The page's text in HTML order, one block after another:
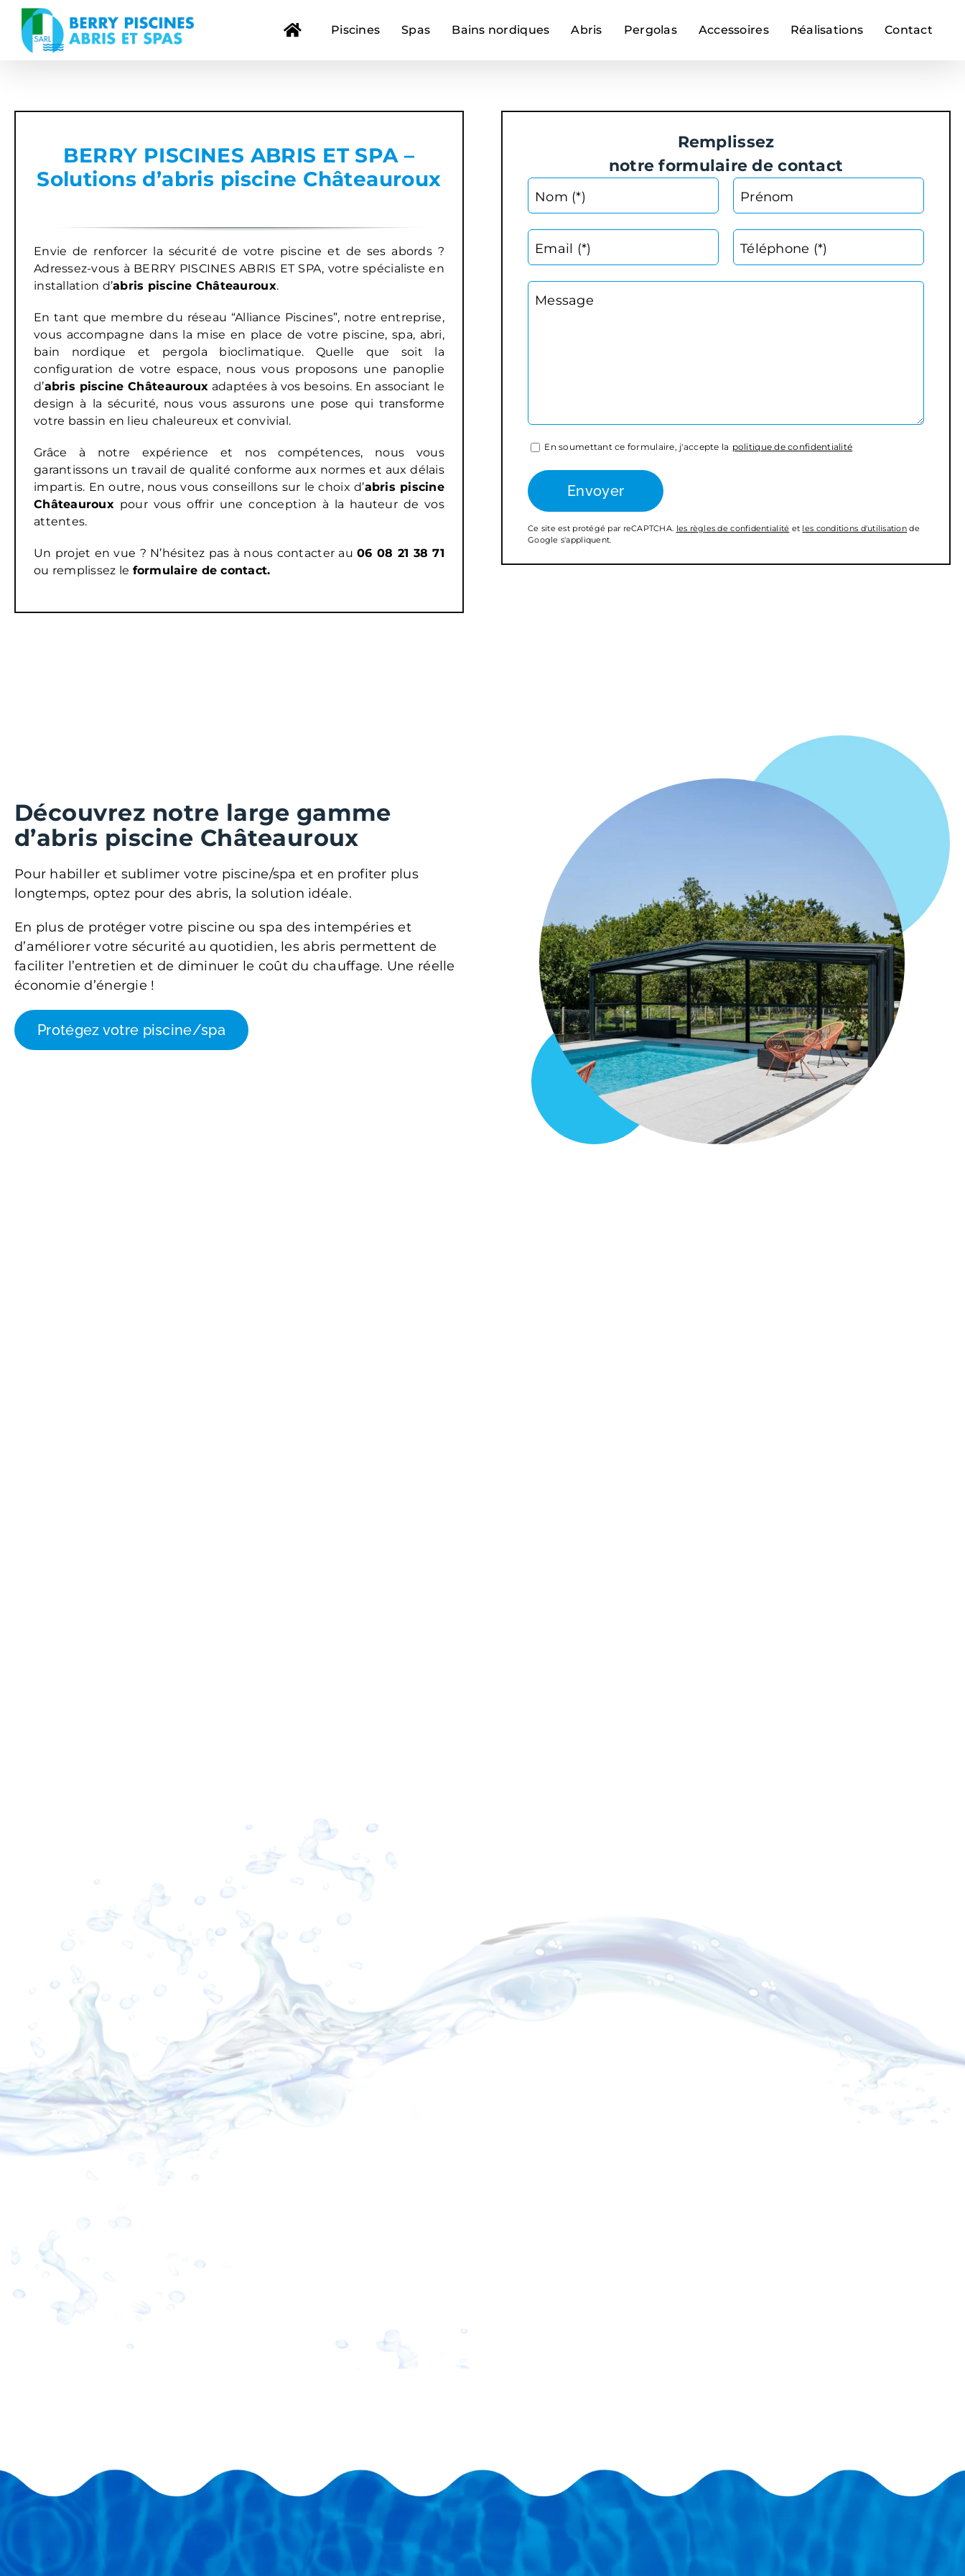
Passer
contenu
Piscines Spas Bains nordiques Abris Pergolas Accessoires Réalisations Contact
BERRY PISCINES ABRIS ET SPA –
Solutions d’abris piscine Châteauroux
Envie de renforcer la sécurité de votre piscine et de ses abords ?
Adressez-vous à BERRY PISCINES ABRIS ET SPA, votre spécialiste en
installation d’abris piscine Châteauroux.
En tant que membre du réseau “Alliance Piscines”, notre entreprise,
vous accompagne dans la mise en place de votre piscine, spa, abri,
bain nordique et pergola bioclimatique. Quelle que soit la
configuration de votre espace, nous vous proposons une panoplie
d’abris piscine Châteauroux adaptées à vos besoins. En associant le
design à la sécurité, nous vous assurons une pose qui transforme
votre bassin en lieu chaleureux et convivial.
Grâce à notre expérience et nos compétences, nous vous
garantissons un travail de qualité conforme aux normes et aux délais
impartis. En outre, nous vous conseillons sur le choix d’abris piscine
Châteauroux pour vous offrir une conception à la hauteur de vos
attentes.
Un projet en vue ? N’hésitez pas à nous contacter au06 08 21 38 71
ou remplissez le formulaire de contact.
Remplissez
notre formulaire de contact
Nom (*) Prénom
Email (*) Téléphone (*)
Message
En soumettant ce formulaire, j'accepte la politique de confidentialité
Ce site est protégé par reCAPTCHA. les règles de confidentialité et les conditions d'utilisation de
Google s'appliquent.
Découvrez notre large gamme
d’abris piscine Châteauroux
Pour habiller et sublimer votre piscine/spa et en profiter plus
longtemps, optez pour des abris, la solution idéale.
En plus de protéger votre piscine ou spa des intempéries et
d’améliorer votre sécurité au quotidien, les abris permettent de
faciliter l’entretien et de diminuer le coût du chauffage. Une réelle
économie d’énergie !
Protégez votre piscine/spa